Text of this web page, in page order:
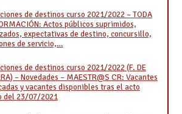
de destinos curso 2021/2022 – TODA
Actos públicos suprimidos,
expectativas de destino, concursillo,
de servicio,…
de destinos curso 2021/2022 (F. DE
– Novedades – MAESTR@S CR: Vacantes
y vacantes disponibles tras el acto
del 23/07/2021